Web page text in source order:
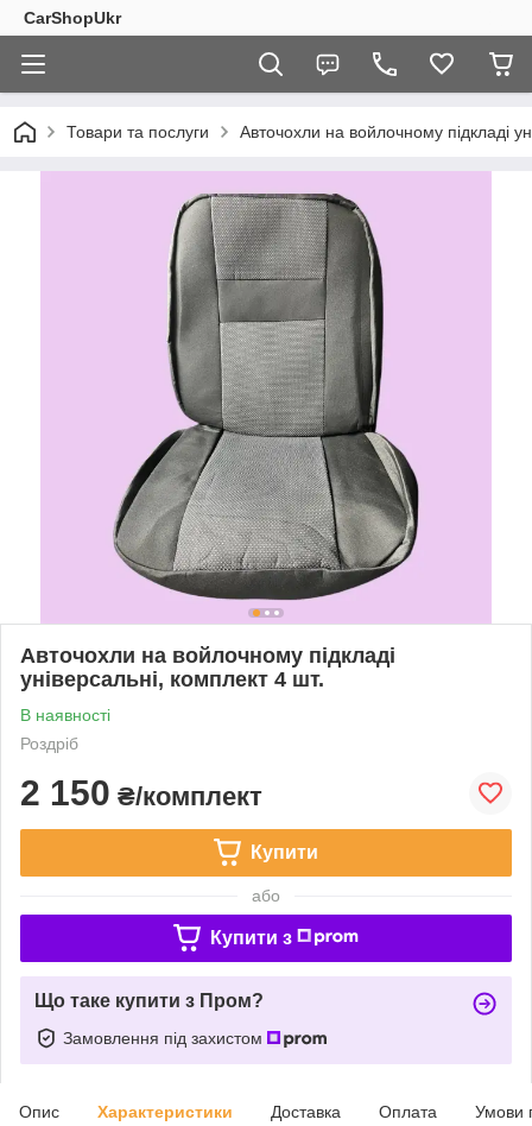
CarShopUkr
Товари та послуги Авточохли на войлочному підкладі
Авточохли на войлочному підкладі
універсальні, комплект 4 шт.
В наявності
Роздріб
2 150 ₴/комплект
Купити
або
Купити з
Що таке купити з Пром?
Замовлення під захистом
Опис Характеристики Доставка Оплата Умови